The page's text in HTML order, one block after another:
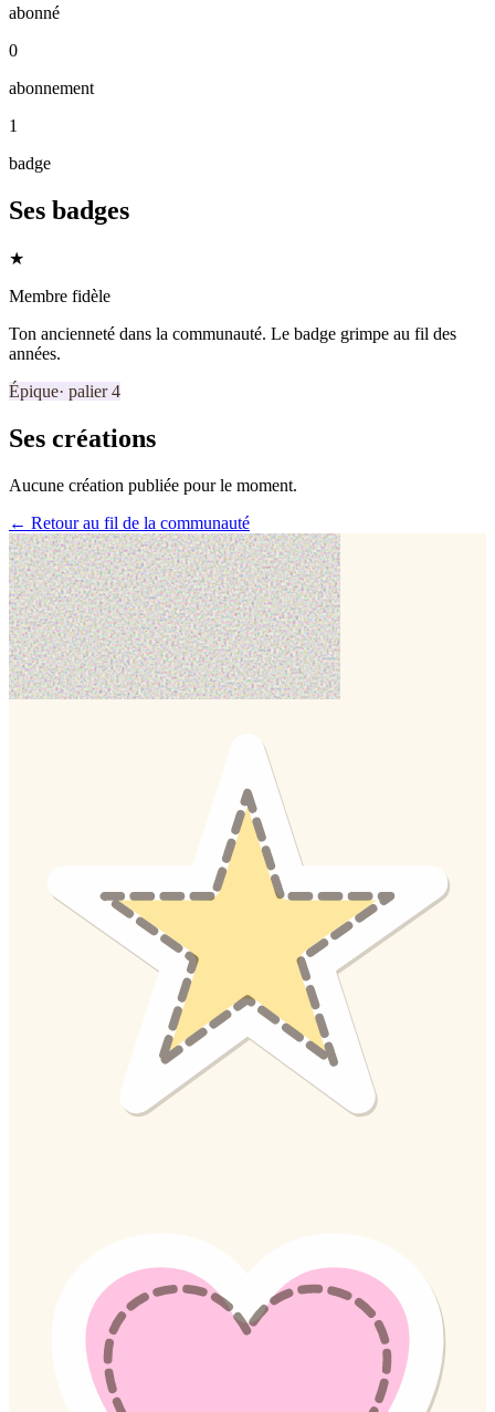
abonné
0
abonnement
1
badge
Ses badges
★
Membre fidèle
Ton ancienneté dans la communauté. Le badge grimpe au fil des
années.
Épique· palier4
Ses créations
Aucune création publiée pour le moment.
← Retour au fil de la communauté